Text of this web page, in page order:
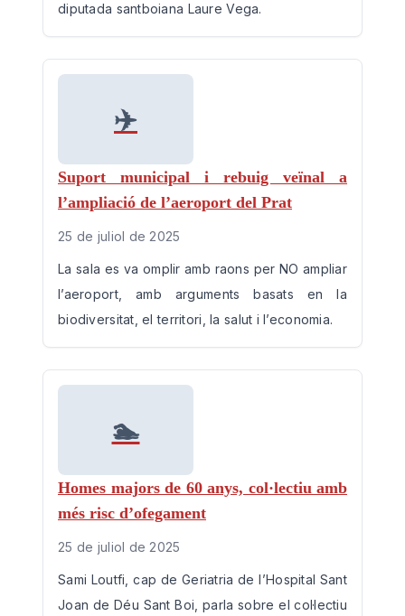
diputada santboiana Laure Vega.
✈️
Suport municipal i rebuig veïnal a
l’ampliació de l’aeroport del Prat
25 de juliol de 2025
La sala es va omplir amb raons per NO ampliar
l’aeroport, amb arguments basats en la
biodiversitat, el territori, la salut i l’economia.
🏊
Homes majors de 60 anys, col·lectiu amb
més risc d’ofegament
25 de juliol de 2025
Sami Loutfi, cap de Geriatria de l’Hospital Sant
Joan de Déu Sant Boi, parla sobre el col·lectiu